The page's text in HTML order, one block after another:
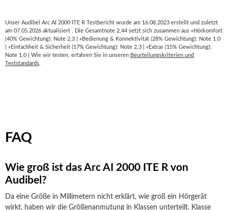
Unser Audibel Arc AI 2000 ITE R Testbericht wurde am 16.08.2023 erstellt und zuletzt
am 07.05.2026 aktualisiert . Die Gesamtnote 2,44 setzt sich zusammen aus »Hörkomfort
(40% Gewichtung): Note 2,3 | »Bedienung & Konnektivität (28% Gewichtung): Note 1,0
| »Einfachheit & Sicherheit (17% Gewichtung): Note 2,3 | »Extras (15% Gewichtung):
Note 1,0 | Wie wir testen, erfahren Sie in unseren Beurteilungskriterien und
Teststandards.
FAQ
Wie groß ist das Arc AI 2000 ITE R von
Audibel?
Da eine Größe in Millimetern nicht erklärt, wie groß ein Hörgerät
wirkt, haben wir die Größenanmutung in Klassen unterteilt. Klasse